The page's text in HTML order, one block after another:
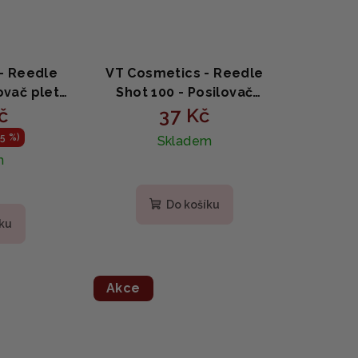
- Reedle
pleti
50ml
%)
VT Cosmetics - Reedle
Shot 100 - Posilovač
kožních jehel 2ml SAMPLE
37 Kč
Skladem
Do košíku
Akce